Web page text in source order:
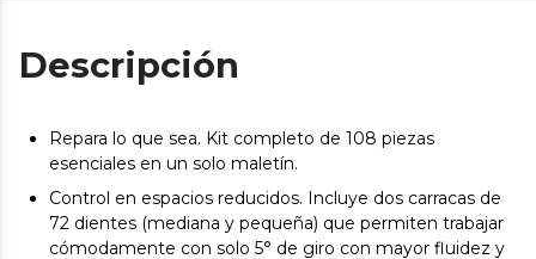
Descripción
Repara lo que sea. Kit completo de 108 piezas
esenciales en un solo maletín.
Control en espacios reducidos. Incluye dos carracas de
72 dientes (mediana y pequeña) que permiten trabajar
cómodamente con solo 5° de giro con mayor fluidez y